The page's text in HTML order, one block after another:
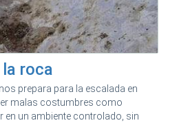
roca
prepara para la escalada en
malas costumbres como
en un ambiente controlado, sin